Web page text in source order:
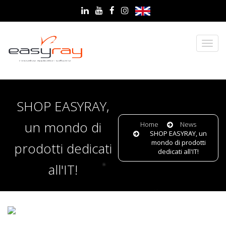
SHOP EASYRAY,
un mondo di
prodotti dedicati
all'IT!
Home
News
SHOP EASYRAY, un
mondo di prodotti
dedicati all'IT!